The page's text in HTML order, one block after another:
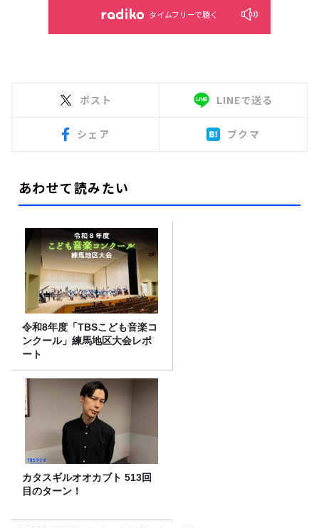
タイムフリーで聴く
ポスト LINEで送る
シェア ブクマ
あわせて読みたい
令和8年度「TBSこども音楽コ
ンクール」練馬地区大会レポ
ート
カタスギルオオカブト 513回
目のターン！